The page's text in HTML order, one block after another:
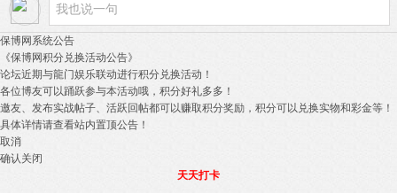
保博网系统公告
《保博网积分兑换活动公告》
论坛近期与龍门娱乐联动进行积分兑换活动！
各位博友可以踊跃参与本活动哦，积分好礼多多！
邀友、发布实战帖子、活跃回帖都可以赚取积分奖励，积分可以兑换实物和彩金等！
具体详情请查看站内置顶公告！
取消
确认关闭
天天打卡